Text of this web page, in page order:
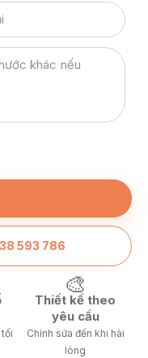
593 786
🎨
Thiết kế theo
yêu cầu
Chỉnh sửa đến khi hài
lòng